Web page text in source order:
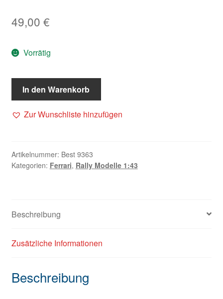
49,00 €
Vorrätig
In den Warenkorb
Zur Wunschliste hinzufügen
Artikelnummer: Best 9363
Kategorien: Ferrari, Rally Modelle 1:43
Beschreibung
Zusätzliche Informationen
Beschreibung